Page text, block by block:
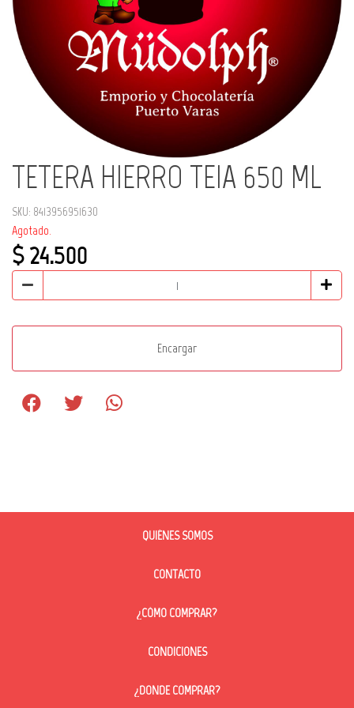
TETERA HIERRO TEIA 650 ML
SKU: 8413956951630
Agotado.
$ 24.500
Encargar
QUIÉNES SOMOS
CONTACTO
¿CÓMO COMPRAR?
CONDICIONES
¿DONDE COMPRAR?